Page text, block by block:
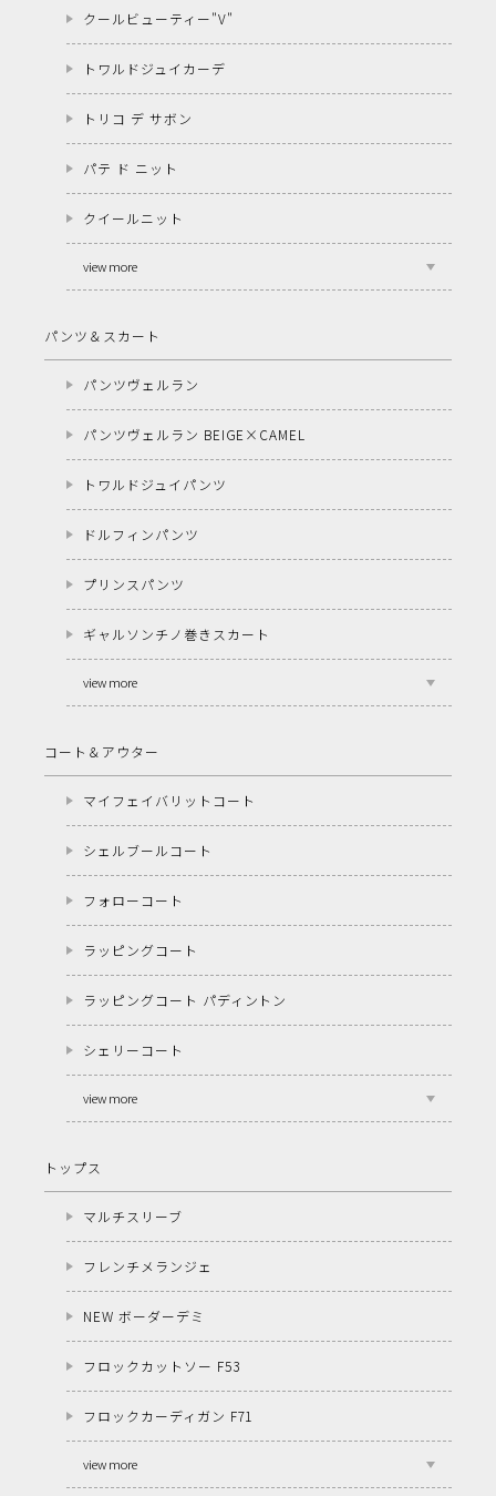
クールビューティー"V"
トワルドジュイカーデ
トリコ デ サボン
パテ ド ニット
クイールニット
view more
パンツ＆スカート
パンツヴェルラン
パンツヴェルラン BEIGE×CAMEL
トワルドジュイパンツ
ドルフィンパンツ
プリンスパンツ
ギャルソンチノ巻きスカート
view more
コート＆アウター
マイフェイバリットコート
シェルブールコート
フォローコート
ラッピングコート
ラッピングコート パディントン
シェリーコート
view more
トップス
マルチスリーブ
フレンチメランジェ
NEW ボーダーデミ
フロックカットソー F53
フロックカーディガン F71
view more